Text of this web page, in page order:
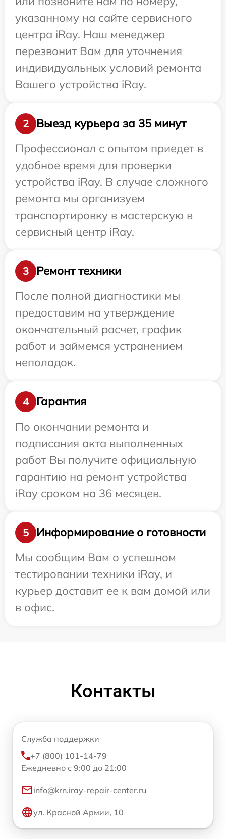
указанному на сайте сервисного
центра iRay. Наш менеджер
перезвонит Вам для уточнения
индивидуальных условий ремонта
Вашего устройства iRay.
2
Выезд курьера за 35 минут
Профессионал с опытом приедет в
удобное время для проверки
устройства iRay. В случае сложного
ремонта мы организуем
транспортировку в мастерскую в
сервисный центр iRay.
3
Ремонт техники
После полной диагностики мы
предоставим на утверждение
окончательный расчет, график
работ и займемся устранением
неполадок.
4
Гарантия
По окончании ремонта и
подписания акта выполненных
работ Вы получите официальную
гарантию на ремонт устройства
iRay сроком на 36 месяцев.
5
Информирование о готовности
Мы сообщим Вам о успешном
тестировании техники iRay, и
курьер доставит ее к вам домой или
в офис.
Контакты
Служба поддержки
+7 (800) 101-14-79
Ежедневно с 9:00 до 21:00
info@krn.iray-repair-center.ru
ул. Красной Армии, 10